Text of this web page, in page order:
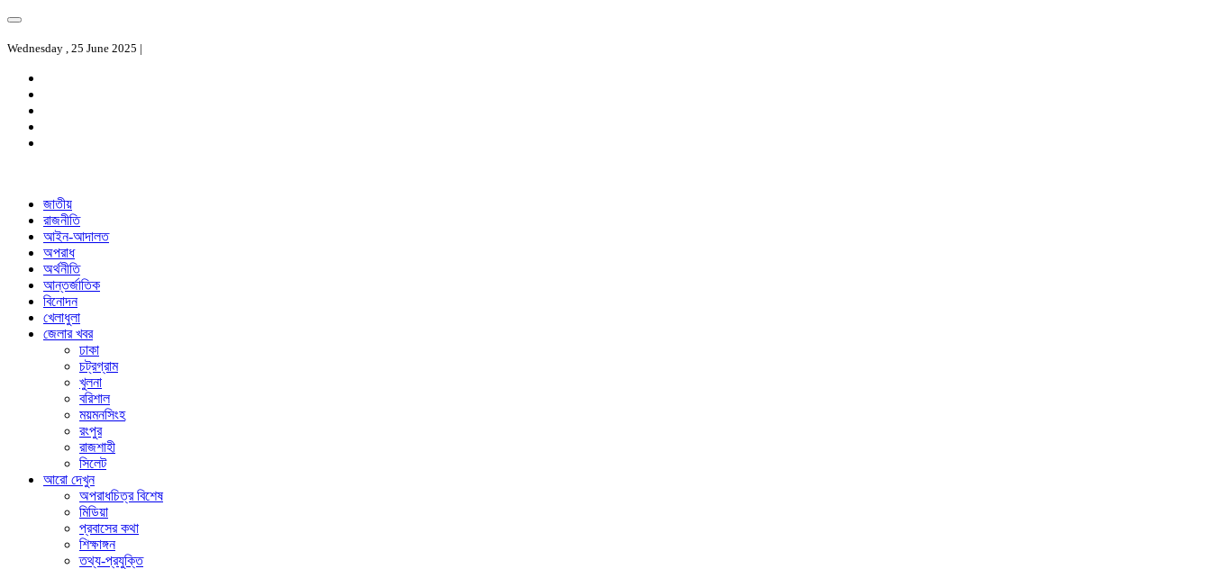
Wednesday , 25 June 2025 |
জাতীয়
রাজনীতি
আইন-আদালত
অপরাধ
অর্থনীতি
আন্তর্জাতিক
বিনোদন
খেলাধুলা
জেলার খবর
ঢাকা
চট্রগ্রাম
খুলনা
বরিশাল
ময়মনসিংহ
রংপুর
রাজশাহী
সিলেট
আরো দেখুন
অপরাধচিত্র বিশেষ
মিডিয়া
প্রবাসের কথা
শিক্ষাঙ্গন
তথ্য-প্রযুক্তি